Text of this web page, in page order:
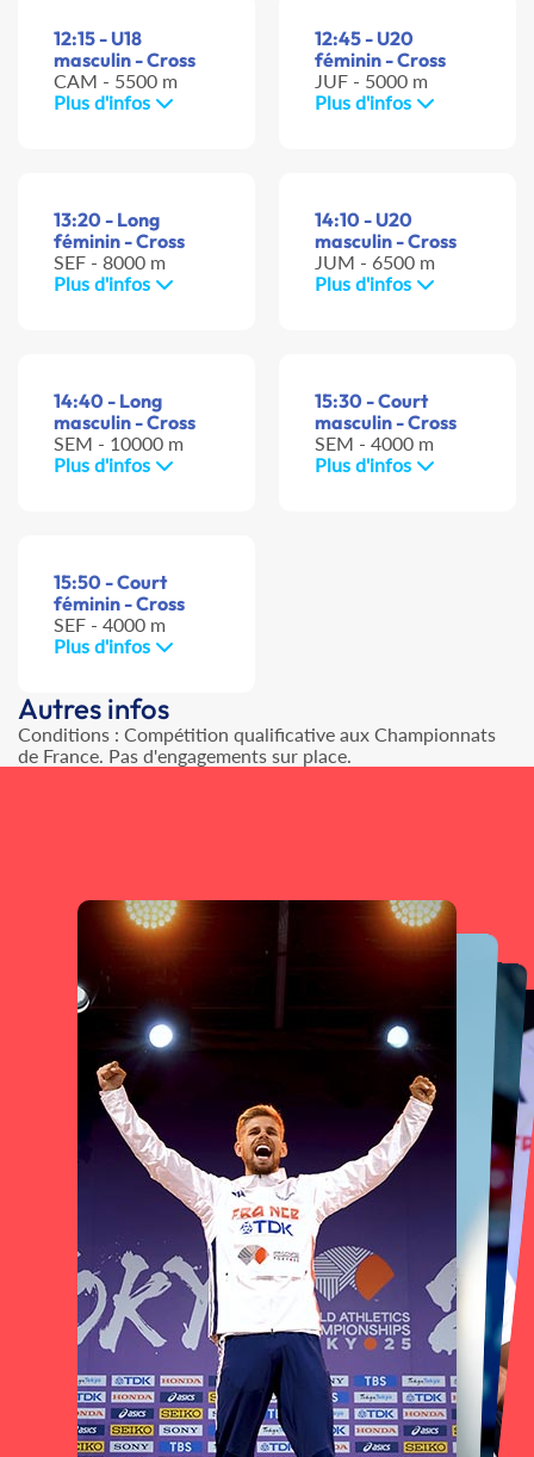
12:15 - U18
masculin - Cross
CAM - 5500 m
Plus d'infos
12:45 - U20
féminin - Cross
JUF - 5000 m
Plus d'infos
13:20 - Long
féminin - Cross
SEF - 8000 m
Plus d'infos
14:10 - U20
masculin - Cross
JUM - 6500 m
Plus d'infos
14:40 - Long
masculin - Cross
SEM - 10000 m
Plus d'infos
15:30 - Court
masculin - Cross
SEM - 4000 m
Plus d'infos
15:50 - Court
féminin - Cross
SEF - 4000 m
Plus d'infos
Autres infos
Conditions : Compétition qualificative aux Championnats
de France. Pas d'engagements sur place.